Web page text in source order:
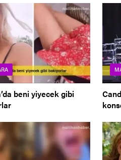
beni yiyecek gibi